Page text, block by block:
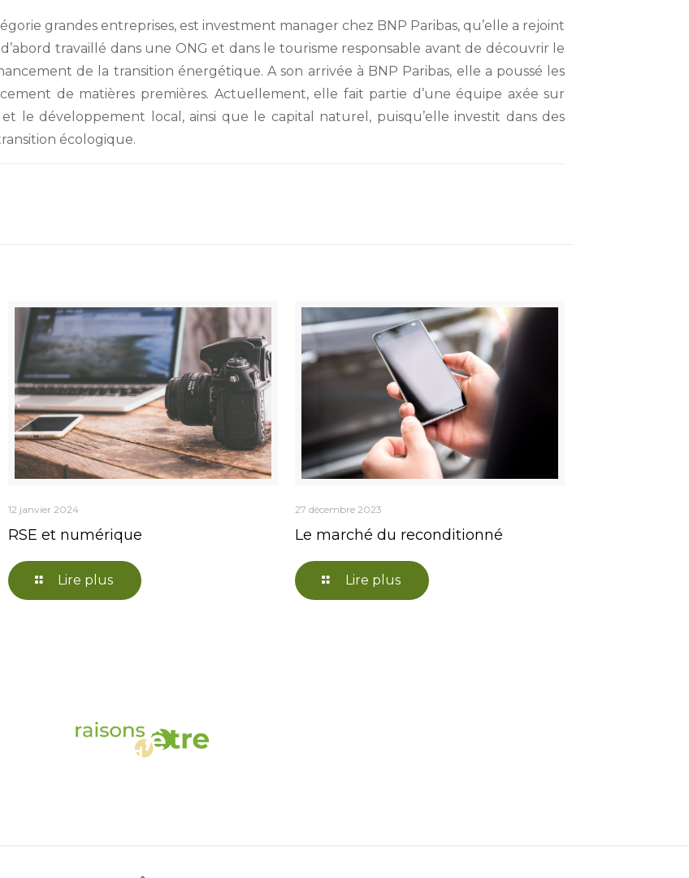
grandes entreprises, est investment manager chez BNP Paribas, qu’elle a rejoint
d’abord travaillé dans une ONG et dans le tourisme responsable avant de découvrir le
de la transition énergétique. A son arrivée à BNP Paribas, elle a poussé les
de matières premières. Actuellement, elle fait partie d’une équipe axée sur
le développement local, ainsi que le capital naturel, puisqu’elle investit dans des
écologique.
12 janvier 2024
RSE et numérique
Lire plus
27 décembre 2023
Le marché du reconditionné
Lire plus